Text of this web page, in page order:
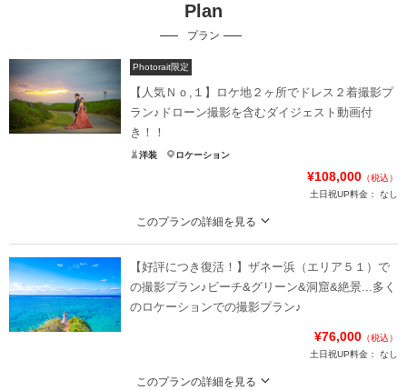
Plan
プラン
Photorait限定
【人気Ｎｏ,１】ロケ地２ヶ所でドレス２着撮影プ
ラン♪ドローン撮影を含むダイジェスト動画付
き！！
洋装 ロケーション
¥108,000 （税込）
土日祝UP料金：
なし
このプランの詳細を見る
ドレス１着じゃ満足できない方の特別お得プラン！ビーチともう１ヶ所のロケ
地でそれぞれ異なるドレスで撮影ができます！
白とカラードレス...などお好きなドレス２着で撮影ができます！
・２ヶ所（３〜４ロケーション）
・写真２５0枚以上
※(ヘアチェンジご希望の場合別途¥6,200)
【好評につき復活！】ザネー浜（エリア５１）で
の撮影プラン♪ビーチ&グリーン&洞窟&絶景...多く
のロケーションでの撮影プラン♪
¥76,000 （税込）
土日祝UP料金：
なし
このプランの詳細を見る